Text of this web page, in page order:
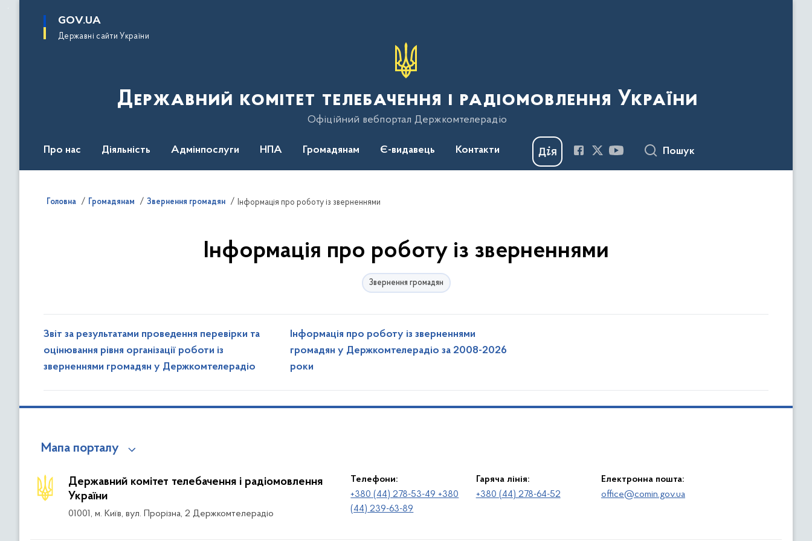
основного
GOV.UA
Державні сайти України
Державний комітет телебачення і радіомовлення України
Офіційний вебпортал Держкомтелерадіо
Про нас Діяльність Адмінпослуги НПА Громадянам Є-видавець Контакти Пошук
Головна Громадянам Звернення громадян Інформація про роботу із зверненнями
Інформація про роботу із зверненнями
Звернення громадян
Звіт за результатами проведення перевірки та
оцінювання рівня організації роботи із
зверненнями громадян у Держкомтелерадіо
Інформація про роботу із зверненнями
громадян у Держкомтелерадіо за 2008-2026
роки
Мапа порталу
Державний комітет телебачення і радіомовлення
України
01001, м. Київ, вул. Прорізна, 2 Держкомтелерадіо
Телефони:
+380 (44) 278-53-49 +380
(44) 239-63-89
Гаряча лінія:
+380 (44) 278-64-52
Електронна пошта:
office@comin.gov.ua